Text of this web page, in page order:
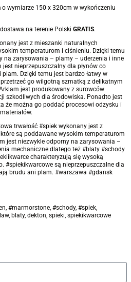
o wymiarze 150 x 320cm w wykończeniu
na terenie Polski GRATIS.
jest z mieszanki naturalnych
temperaturom i ciśnieniu. Dzięki temu
na zarysowania – plamy – uderzenia i inne
nieprzepuszczalny dla płynów co
Dzięki temu jest bardzo łatwy w
go wilgotną szmatką z delikatnym
jest produkowany z surowców
szkodliwych dla środowiska. Ponadto jest
że można go poddać procesowi odzysku i
trwałość #spiek wykonany jest z
są poddawane wysokim temperaturom
jest niezwykle odporny na zarysowania –
mechaniczne dlatego też #blaty #schody
charakteryzują się wysoką
#spiekikwarcowe są nieprzepuszczalne dla
brudu ani plam. #warszawa #gdansk
, #marmorstone, #schody, #spiek,
, blaty, dekton, spieki, spiekikwarcowe